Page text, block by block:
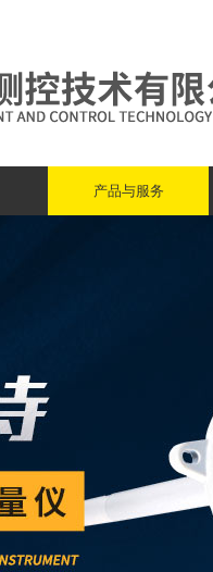
产品与服务